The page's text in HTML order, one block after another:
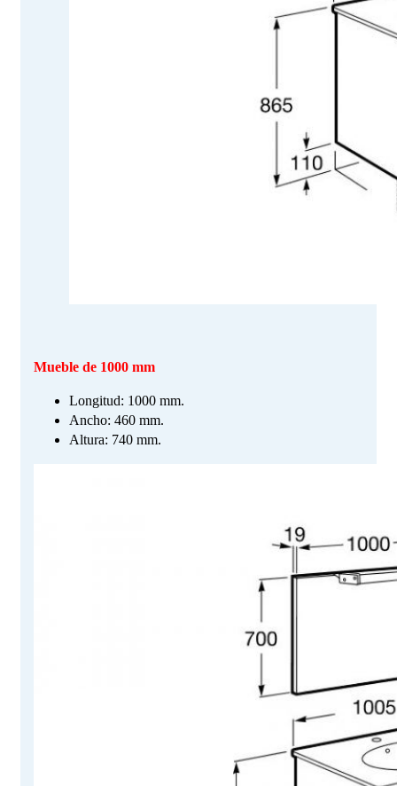
Mueble de 1000 mm
Longitud: 1000 mm.
Ancho: 460 mm.
Altura: 740 mm.